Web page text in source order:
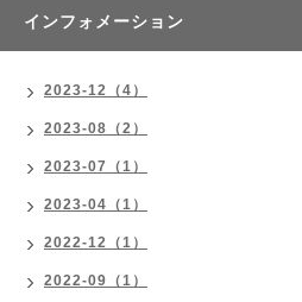
インフォメーション
2023-12（4）
2023-08（2）
2023-07（1）
2023-04（1）
2022-12（1）
2022-09（1）